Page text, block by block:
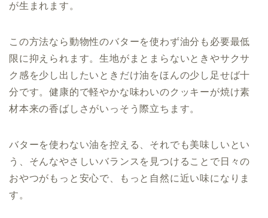
が生まれます。
この方法なら動物性のバターを使わず油分も必要最低
限に抑えられます。生地がまとまらないときやサクサ
ク感を少し出したいときだけ油をほんの少し足せば十
分です。健康的で軽やかな味わいのクッキーが焼け素
材本来の香ばしさがいっそう際立ちます。
バターを使わない油を控える、それでも美味しいとい
う、そんなやさしいバランスを見つけることで日々の
おやつがもっと安心で、もっと自然に近い味になりま
す。